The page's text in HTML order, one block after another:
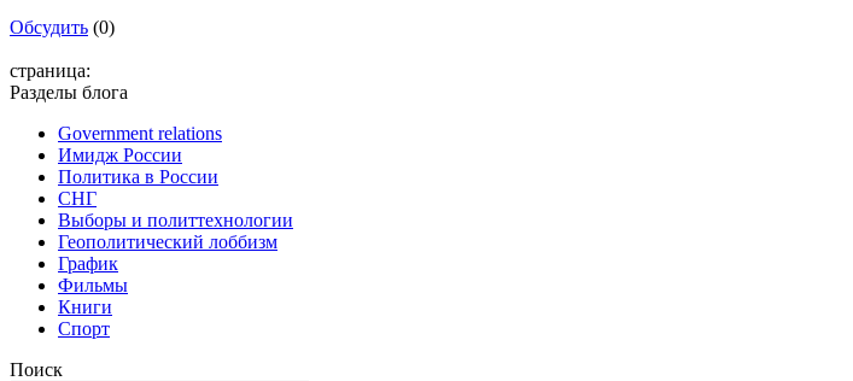
Обсудить (0)
страница:
Разделы блога
Government relations
Имидж России
Политика в России
СНГ
Выборы и политтехнологии
Геополитический лоббизм
График
Фильмы
Книги
Спорт
Поиск